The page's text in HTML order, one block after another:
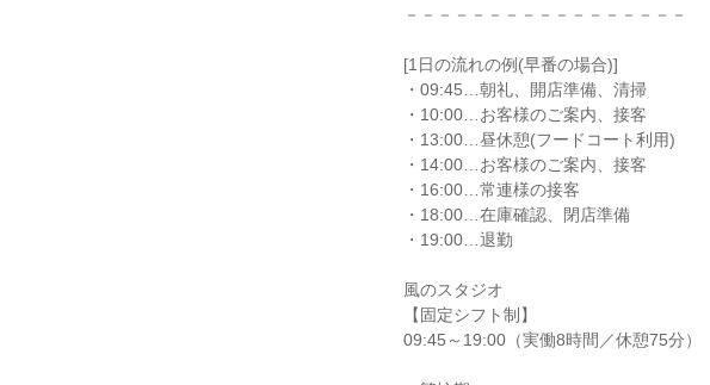
－－－－－－－－－－－－－－－－－
[1日の流れの例(早番の場合)]
・09:45…朝礼、開店準備、清掃
・10:00…お客様のご案内、接客
・13:00…昼休憩(フードコート利用)
・14:00…お客様のご案内、接客
・16:00…常連様の接客
・18:00…在庫確認、閉店準備
・19:00…退勤
風のスタジオ
【固定シフト制】
09:45～19:00（実働8時間／休憩75分）